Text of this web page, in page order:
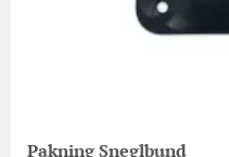
Pakning Sneglbund